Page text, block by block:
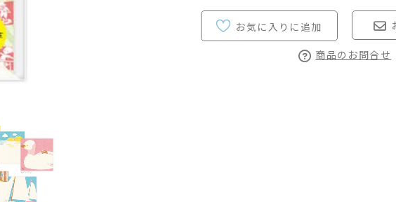
商品のお問合せ